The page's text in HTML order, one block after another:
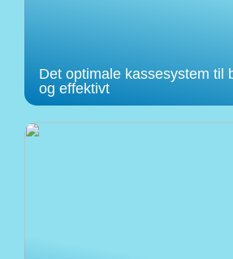
Det optimale kassesystem til
og effektivt